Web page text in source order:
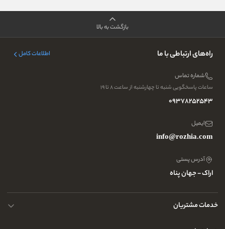
بازگشت به بالا
راه‌های ارتباطی با ما اطلاعات کامل
شماره تماس
ساعات پاسخگویی شنبه تا چهارشنبه از ساعت ۸ تا ۱۹
09378252543
ایمیل
info@rozhia.com
آدرس پستی
اراک - جهان پناه
خدمات مشتریان